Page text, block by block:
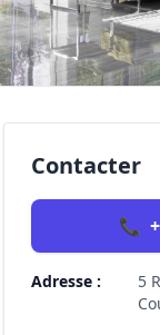
Contacter
📞
Adresse :
5